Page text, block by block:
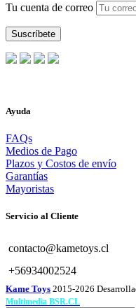
Tu cuenta de correo
Ayuda
FAQs
Medios de Pago
Plazos y Costos de envío
Garantías
Mayoristas
Servicio al Cliente
contacto@kametoys.cl
+56934002524
Kame Toys 2015-2026
Multimedia BSR.CL